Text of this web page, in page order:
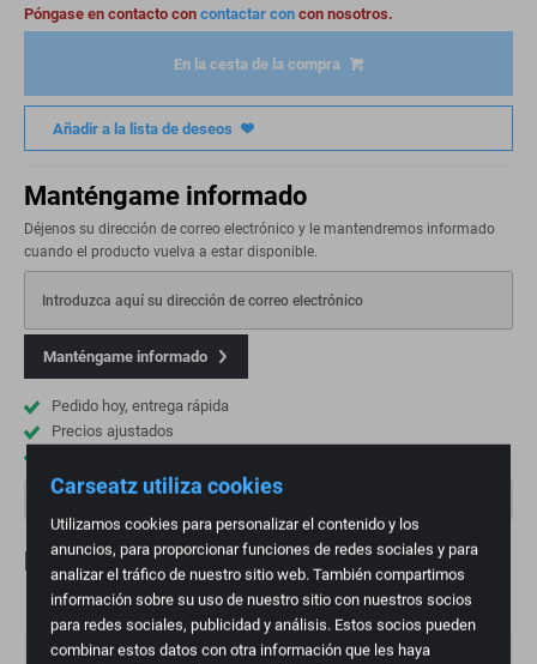
Carseatz utiliza cookies
Utilizamos cookies para personalizar el contenido y los
anuncios, para proporcionar funciones de redes sociales y para
analizar el tráfico de nuestro sitio web. También compartimos
información sobre su uso de nuestro sitio con nuestros socios
para redes sociales, publicidad y análisis. Estos socios pueden
combinar estos datos con otra información que les haya
Póngase en contacto con contactar con con nosotros.
En la cesta de la compra
Añadir a la lista de deseos
Manténgame informado
Déjenos su dirección de correo electrónico y le mantendremos informado
cuando el producto vuelva a estar disponible.
Introduzca aquí su dirección de correo electrónico
Manténgame informado
Pedido hoy, entrega rápida
Precios ajustados
Especificaciones
Condición Demo